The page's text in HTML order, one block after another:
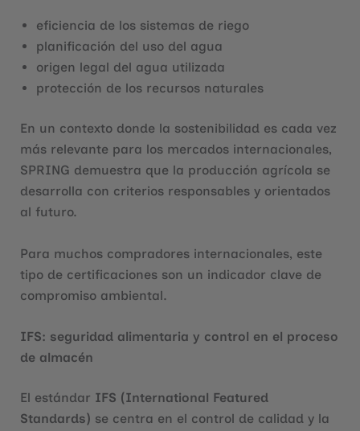
eficiencia de los sistemas de riego
planificación del uso del agua
origen legal del agua utilizada
protección de los recursos naturales
En un contexto donde la sostenibilidad es cada vez
más relevante para los mercados internacionales,
SPRING demuestra que la producción agrícola se
desarrolla con criterios responsables y orientados
al futuro.
Para muchos compradores internacionales, este
tipo de certificaciones son un indicador clave de
compromiso ambiental.
IFS: seguridad alimentaria y control en el proceso
de almacén
El estándar IFS (International Featured
Standards) se centra en el control de calidad y la